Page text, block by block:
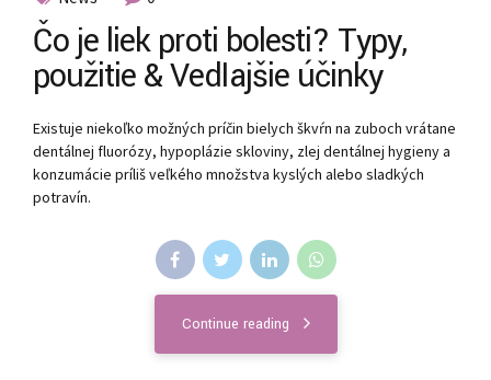
Čo je liek proti bolesti? Typy,
použitie & Vedľajšie účinky
Existuje niekoľko možných príčin bielych škvŕn na zuboch vrátane
dentálnej fluorózy, hypoplázie skloviny, zlej dentálnej hygieny a
konzumácie príliš veľkého množstva kyslých alebo sladkých
potravín.
Continue reading